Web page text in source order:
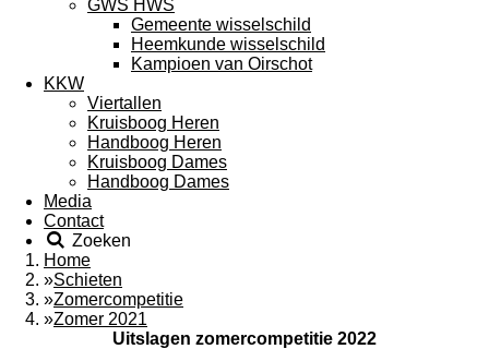
GWS HWS
Gemeente wisselschild
Heemkunde wisselschild
Kampioen van Oirschot
KKW
Viertallen
Kruisboog Heren
Handboog Heren
Kruisboog Dames
Handboog Dames
Media
Contact
Zoeken
Home
»Schieten
»Zomercompetitie
»Zomer 2021
Uitslagen zomercompetitie 2022